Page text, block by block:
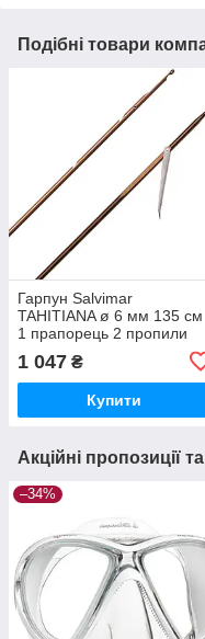
Подібні товари
Гарпун Salvimar
TAHITIANA ø 6 мм 135 см
1 прапорець 2 пропили
1 047 ₴
Купити
Акційні пропозиції
–34%